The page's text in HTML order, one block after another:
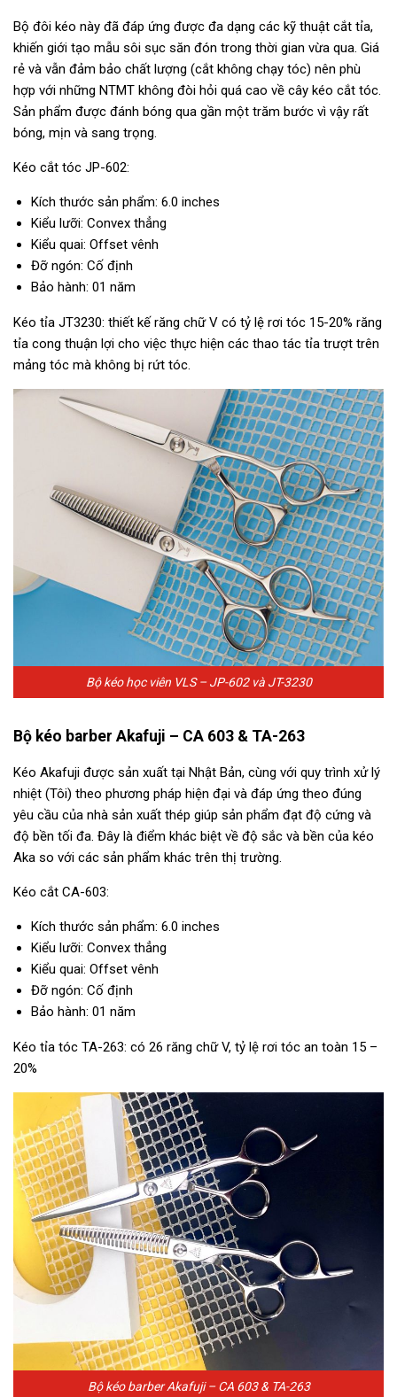
Bộ đôi kéo này đã đáp ứng được đa dạng các kỹ thuật cắt tỉa,
khiến giới tạo mẫu sôi sục săn đón trong thời gian vừa qua. Giá
rẻ và vẫn đảm bảo chất lượng (cắt không chạy tóc) nên phù
hợp với những NTMT không đòi hỏi quá cao về cây kéo cắt tóc.
Sản phẩm được đánh bóng qua gần một trăm bước vì vậy rất
bóng, mịn và sang trọng.
Kéo cắt tóc JP-602:
Kích thước sản phẩm: 6.0 inches
Kiểu lưỡi: Convex thẳng
Kiểu quai: Offset vênh
Đỡ ngón: Cố định
Bảo hành: 01 năm
Kéo tỉa JT3230: thiết kế răng chữ V có tỷ lệ rơi tóc 15-20% răng
tỉa cong thuận lợi cho việc thực hiện các thao tác tỉa trượt trên
mảng tóc mà không bị rứt tóc.
Bộ kéo học viên VLS – JP-602 và JT-3230
Bộ kéo barber Akafuji – CA 603 & TA-263
Kéo Akafuji được sản xuất tại Nhật Bản, cùng với quy trình xử lý
nhiệt (Tôi) theo phương pháp hiện đại và đáp ứng theo đúng
yêu cầu của nhà sản xuất thép giúp sản phẩm đạt độ cứng và
độ bền tối đa. Đây là điểm khác biệt về độ sắc và bền của kéo
Aka so với các sản phẩm khác trên thị trường.
Kéo cắt CA-603:
Kích thước sản phẩm: 6.0 inches
Kiểu lưỡi: Convex thẳng
Kiểu quai: Offset vênh
Đỡ ngón: Cố định
Bảo hành: 01 năm
Kéo tỉa tóc TA-263: có 26 răng chữ V, tỷ lệ rơi tóc an toàn 15 –
20%
Bộ kéo barber Akafuji – CA 603 & TA-263